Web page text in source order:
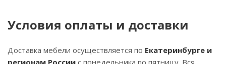
Условия оплаты и доставки
Доставка мебели осуществляется по Екатеринбурге и
регионам России с понедельника по пятницу. Вся